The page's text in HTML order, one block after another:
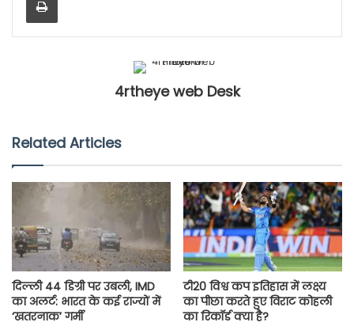
4rtheye web Desk
Related Articles
दिल्ली 44 डिग्री पर उबली, IMD
का अलर्ट: भारत के कई राज्यों में
‘खतरनाक’ गर्मी
टी20 विश्व कप इतिहास में लक्ष्य
का पीछा करते हुए विराट कोहली
का रिकॉर्ड क्या है?